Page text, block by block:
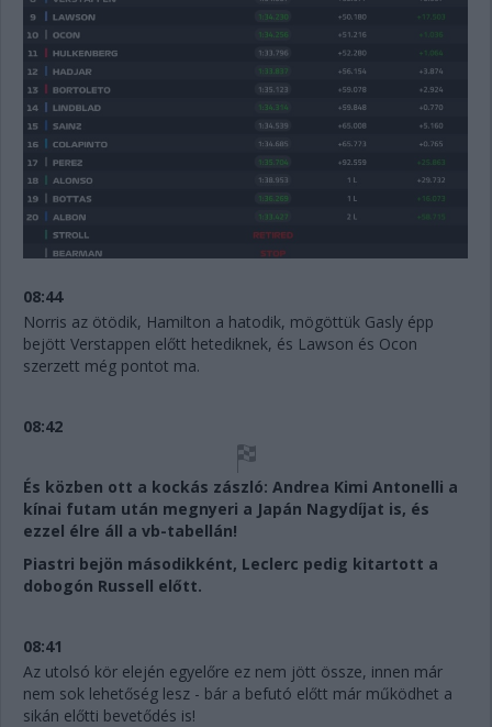
08:44
Norris az ötödik, Hamilton a hatodik, mögöttük Gasly épp
bejött Verstappen előtt hetediknek, és Lawson és Ocon
szerzett még pontot ma.
08:42
És közben ott a kockás zászló: Andrea Kimi Antonelli a
kínai futam után megnyeri a Japán Nagydíjat is, és
ezzel élre áll a vb-tabellán!
Piastri bejön másodikként, Leclerc pedig kitartott a
dobogón Russell előtt.
08:41
Az utolsó kör elején egyelőre ez nem jött össze, innen már
nem sok lehetőség lesz - bár a befutó előtt már működhet a
sikán előtti bevetődés is!